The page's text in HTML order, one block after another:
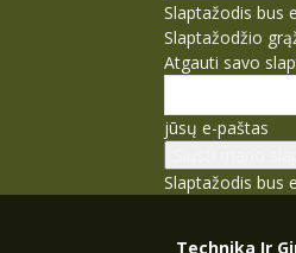
Slaptažodis bus
Slaptažodžio
Atgauti savo
jūsų e-paštas
Slaptažodis bus
Technika Ir